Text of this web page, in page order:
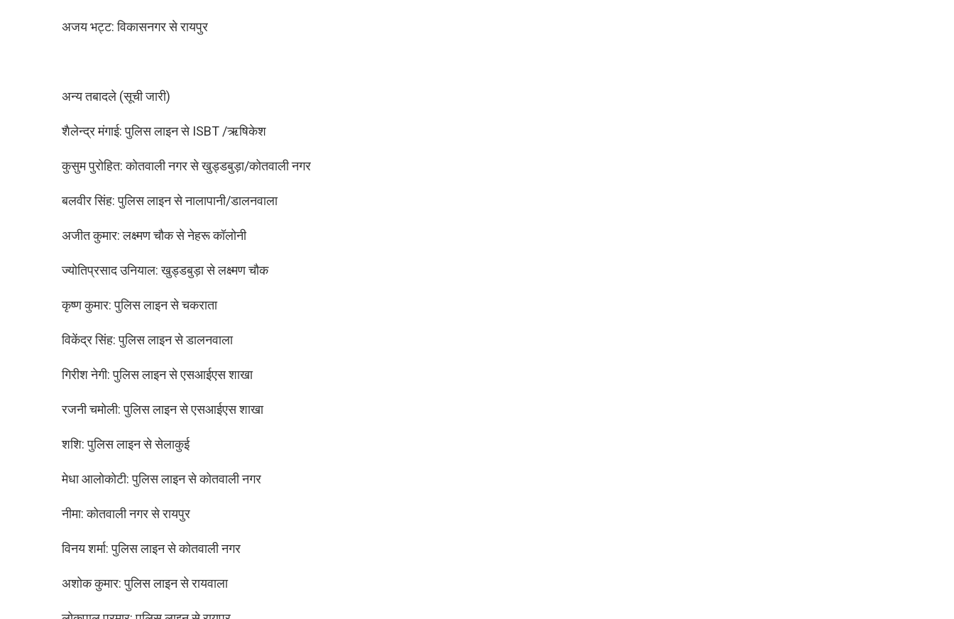
अजय भट्ट: विकासनगर से रायपुर
अन्य तबादले (सूची जारी)
शैलेन्द्र मंगाई: पुलिस लाइन से ISBT /ऋषिकेश
कुसुम पुरोहित: कोतवाली नगर से खुड्डबुड़ा/कोतवाली नगर
बलवीर सिंह: पुलिस लाइन से नालापानी/डालनवाला
अजीत कुमार: लक्ष्मण चौक से नेहरू कॉलोनी
ज्योतिप्रसाद उनियाल: खुड्डबुड़ा से लक्ष्मण चौक
कृष्ण कुमार: पुलिस लाइन से चकराता
विकेंद्र सिंह: पुलिस लाइन से डालनवाला
गिरीश नेगी: पुलिस लाइन से एसआईएस शाखा
रजनी चमोली: पुलिस लाइन से एसआईएस शाखा
शशि: पुलिस लाइन से सेलाकुई
मेधा आलोकोटी: पुलिस लाइन से कोतवाली नगर
नीमा: कोतवाली नगर से रायपुर
विनय शर्मा: पुलिस लाइन से कोतवाली नगर
अशोक कुमार: पुलिस लाइन से रायवाला